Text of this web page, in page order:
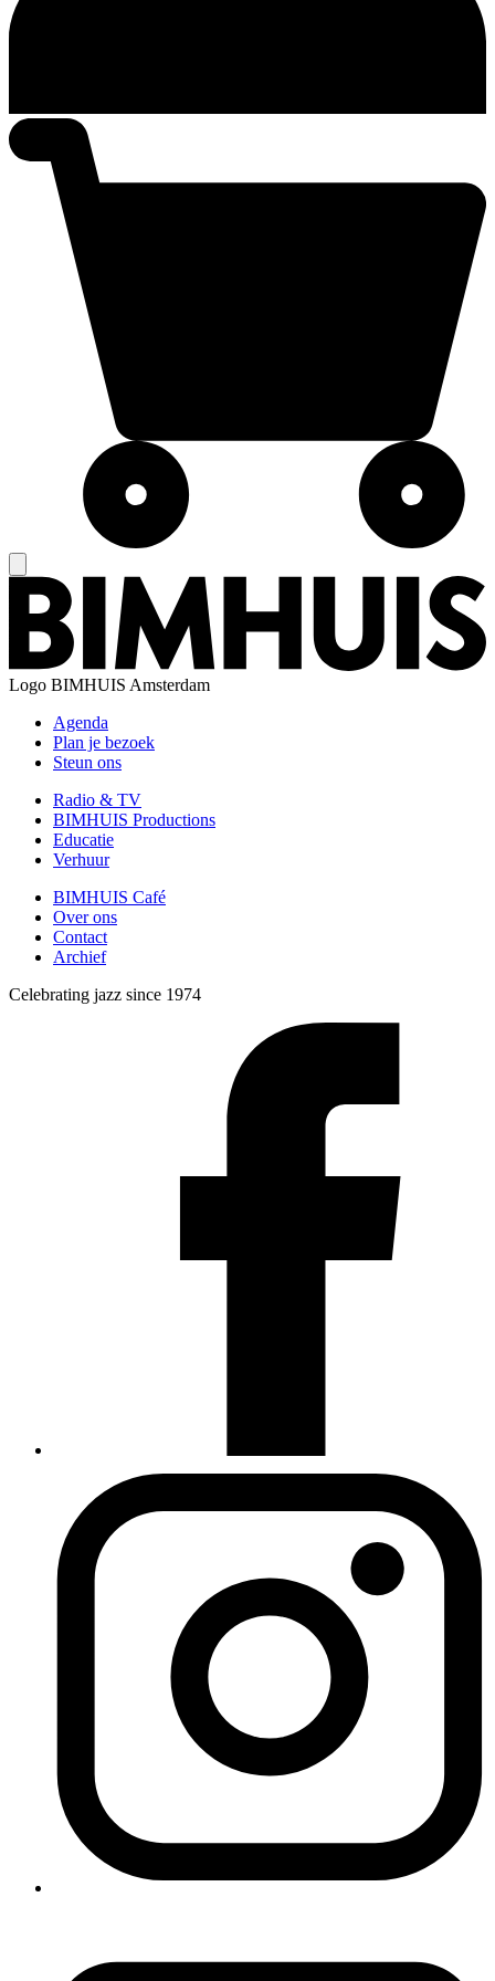
Logo BIMHUIS Amsterdam
Agenda
Plan je bezoek
Steun ons
Radio & TV
BIMHUIS Productions
Educatie
Verhuur
BIMHUIS Café
Over ons
Contact
Archief
Celebrating jazz since 1974